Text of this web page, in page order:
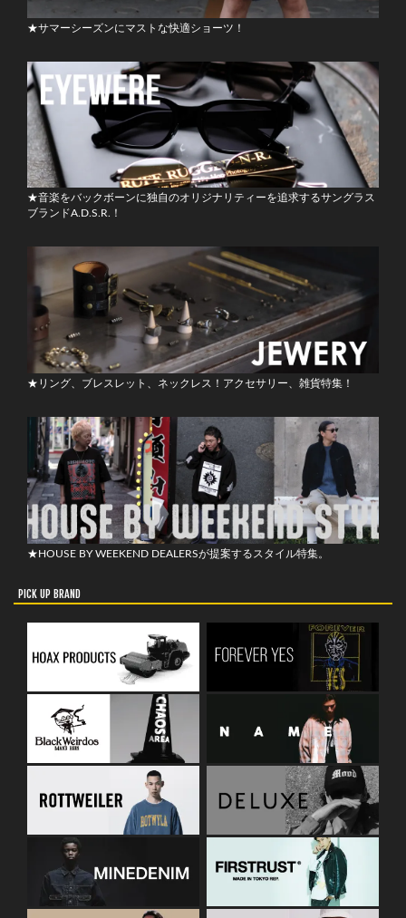
★サマーシーズンにマストな快適ショーツ！
★音楽をバックボーンに独自のオリジナリティーを追求するサングラス
ブランドA.D.S.R.！
★リング、ブレスレット、ネックレス！アクセサリー、雑貨特集！
★HOUSE BY WEEKEND DEALERSが提案するスタイル特集。
PICK UP BRAND